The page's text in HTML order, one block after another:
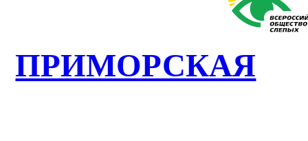
ПРИМОРСКАЯ